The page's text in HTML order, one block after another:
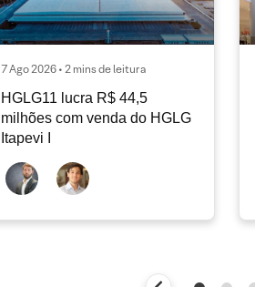
7 Ago 2026 • 2 mins de leitura
HGLG11 lucra R$ 44,5
milhões com venda do HGLG
Itapevi I